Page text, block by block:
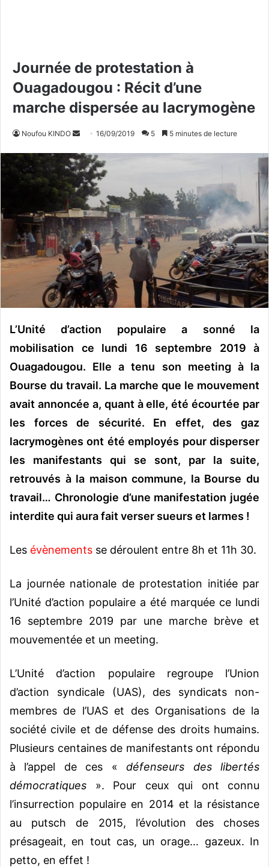
Journée de protestation à
Ouagadougou : Récit d’une
marche dispersée au lacrymogène
Noufou KINDO
v
o
y
e
r
u
n
c
o
u
r
i
e
l
16/09/2019 5 5 minutes de lecture
L’Unité d’action populaire a sonné la
mobilisation ce lundi 16 septembre 2019 à
Ouagadougou. Elle a tenu son meeting à la
Bourse du travail. La marche que le mouvement
avait annoncée a, quant à elle, été écourtée par
les forces de sécurité. En effet, des gaz
lacrymogènes ont été employés pour disperser
les manifestants qui se sont, par la suite,
retrouvés à la maison commune, la Bourse du
travail… Chronologie d’une manifestation jugée
interdite qui aura fait verser sueurs et larmes !
Les évènements se déroulent entre 8h et 11h 30.
La journée nationale de protestation initiée par
l’Unité d’action populaire a été marquée ce lundi
16 septembre 2019 par une marche brève et
mouvementée et un meeting.
L’Unité d’action populaire regroupe l’Union
d’action syndicale (UAS), des syndicats non-
membres de l’UAS et des Organisations de la
société civile et de défense des droits humains.
Plusieurs centaines de manifestants ont répondu
à l’appel de ces «défenseurs des libertés
démocratiques ». Pour ceux qui ont connu
l’insurrection populaire en 2014 et la résistance
au putsch de 2015, l’évolution des choses
présageait, en tout cas, un orage… gazeux. In
petto, en effet !